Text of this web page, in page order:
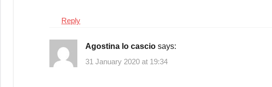
Reply
Agostina lo cascio says:
31 January 2020 at 19:34